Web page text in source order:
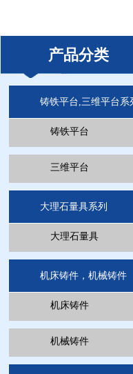
产品分类
铸铁平台,三维平台系
铸铁平台
三维平台
大理石量具系列
大理石量具
机床铸件，机械铸件
机床铸件
机械铸件